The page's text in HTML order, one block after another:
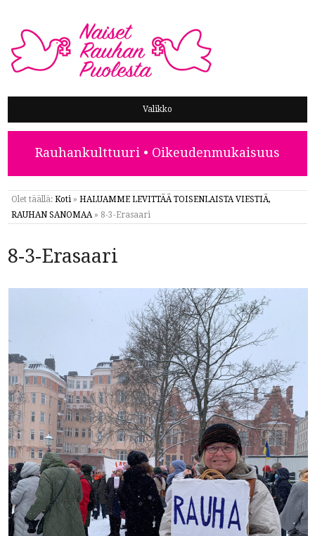
NAISET RAUHAN PUOLESTA
Valikko
Rauhankulttuuri • Oikeudenmukaisuus
Olet täällä: Koti » HALUAMME LEVITTÄÄ TOISENLAISTA VIESTIÄ,
RAUHAN SANOMAA » 8-3-Erasaari
8-3-Erasaari